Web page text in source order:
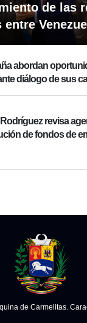
de las
abordan
diálogo de sus
revisa
de fondos de
de Carmelitas.